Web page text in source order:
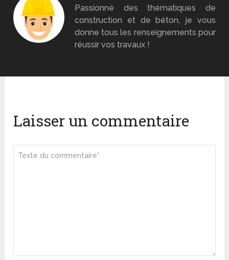
Passionné des thématiques de
construction et de béton, je vous
donne tous les renseignements pour
réussir vos travaux !
Laisser un commentaire